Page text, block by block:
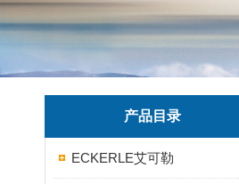
产品目录
ECKERLE艾可勒